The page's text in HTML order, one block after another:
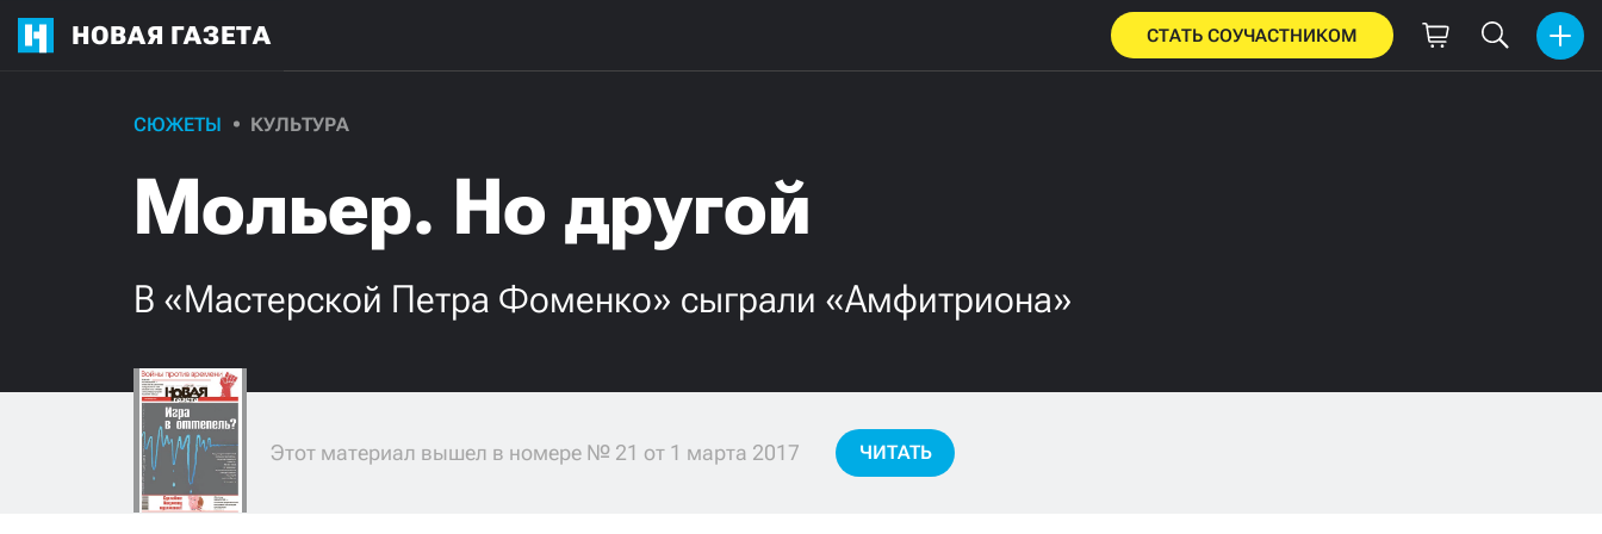
НОВАЯ ГАЗЕТА СТАТЬ СОУЧАСТНИКОМ
СЮЖЕТЫ КУЛЬТУРА
Мольер. Но другой
В «Мастерской Петра Фоменко» сыграли «Амфитриона»
Этот материал вышел в номере № 21 от 1 марта 2017 ЧИТАТЬ